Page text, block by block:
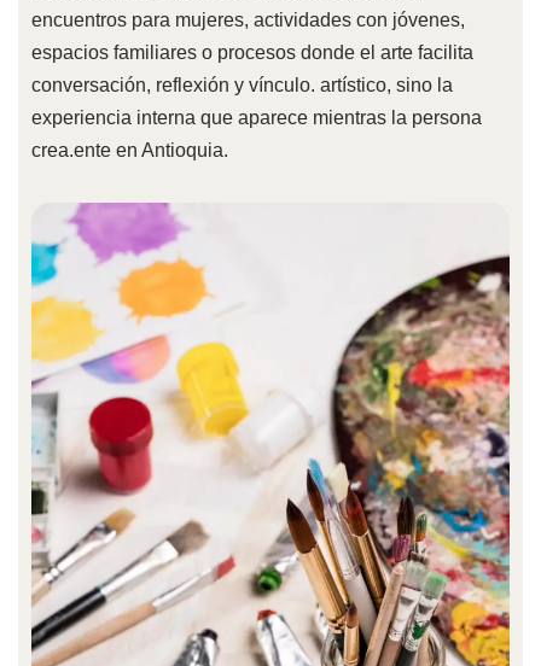
encuentros para mujeres, actividades con jóvenes,
espacios familiares o procesos donde el arte facilita
conversación, reflexión y vínculo. artístico, sino la
experiencia interna que aparece mientras la persona
crea.ente en Antioquia.